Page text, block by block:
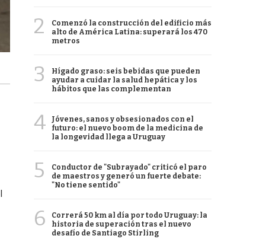
2
Comenzó la construcción del edificio más
alto de América Latina: superará los 470
metros
3
Hígado graso: seis bebidas que pueden
ayudar a cuidar la salud hepática y los
hábitos que las complementan
4
Jóvenes, sanos y obsesionados con el
futuro: el nuevo boom de la medicina de
la longevidad llega a Uruguay
5
Conductor de "Subrayado" criticó el paro
de maestros y generó un fuerte debate:
"No tiene sentido"
6
Correrá 50 km al día por todo Uruguay: la
historia de superación tras el nuevo
desafío de Santiago Stirling